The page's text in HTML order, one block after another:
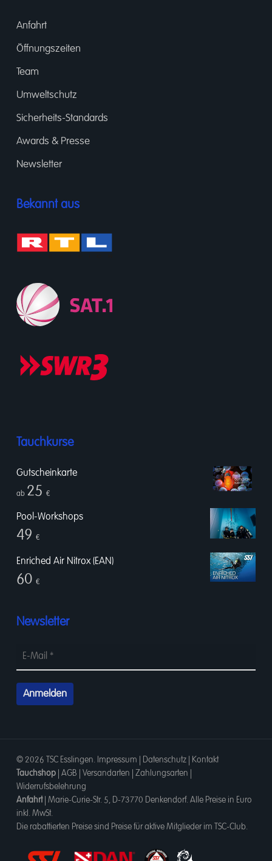
Anfahrt
Öffnungszeiten
Team
Umweltschutz
Sicherheits-Standards
Awards & Presse
Newsletter
Bekannt aus
Tauchkurse
Gutscheinkarte
ab 25 €
Pool-Workshops
49 €
Enriched Air Nitrox (EAN)
60 €
Newsletter
© 2026 TSC Esslingen. Impressum Datenschutz| Kontakt
Tauchshop| AGB Versandarten Zahlungsarten
Widerrufsbelehrung
Anfahrt| Marie-Curie-Str. 5, D-73770 Denkendorf. Alle Preise in Euro
inkl. MwSt.
Die rabattierten Preise sind Preise für aktive Mitglieder im TSC-Club.